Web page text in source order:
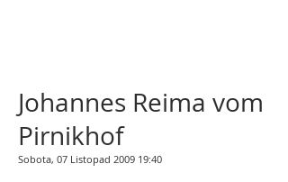
Johannes Reima vom
Pirnikhof
Sobota, 07 Listopad 2009 19:40